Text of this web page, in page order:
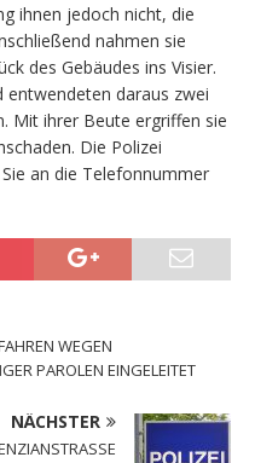
ihnen jedoch nicht, die
nahmen sie
des Gebäudes ins Visier.
entwendeten daraus zwei
Mit ihrer Beute ergriffen sie
Die Polizei
an die Telefonnummer
WEGEN
PAROLEN EINGELEITET
NÄCHSTER